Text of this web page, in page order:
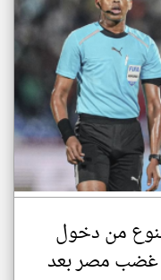
من دخول
غضب مصر بعد